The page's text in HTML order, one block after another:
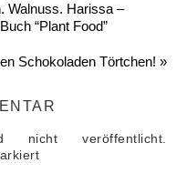
Walnuss. Harissa –
“Plant Food”
Schokoladen Törtchen! »
nicht veröffentlicht.